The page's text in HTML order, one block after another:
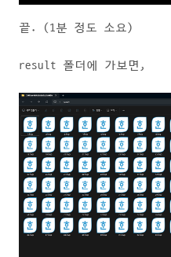
끝. (1분 정도 소요)
result 폴더에 가보면,